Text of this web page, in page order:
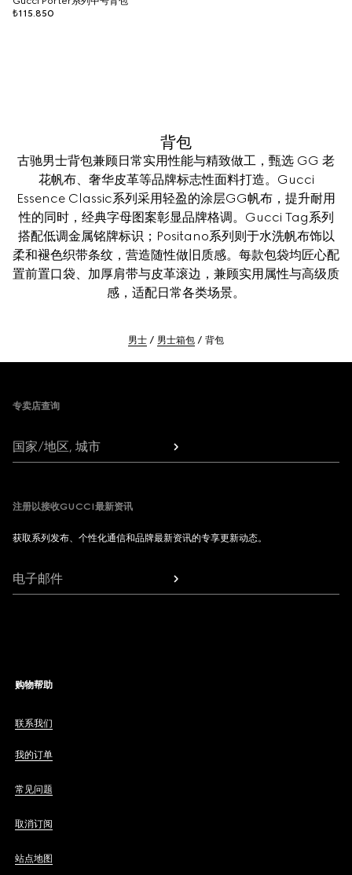
₺115.850
背包
古驰男士背包兼顾日常实用性能与精致做工，甄选 GG 老
花帆布、奢华皮革等品牌标志性面料打造。Gucci
Essence Classic系列采用轻盈的涂层GG帆布，提升耐用
性的同时，经典字母图案彰显品牌格调。Gucci Tag系列
搭配低调金属铭牌标识；Positano系列则于水洗帆布饰以
柔和褪色织带条纹，营造随性做旧质感。每款包袋均匠心配
置前置口袋、加厚肩带与皮革滚边，兼顾实用属性与高级质
感，适配日常各类场景。
男士 男士箱包 背包
专卖店查询
国家/地区, 城市
注册以接收GUCCI最新资讯
获取系列发布、个性化通信和品牌最新资讯的专享更新动态。
电子邮件
购物帮助
联系我们
我的订单
常见问题
取消订阅
站点地图